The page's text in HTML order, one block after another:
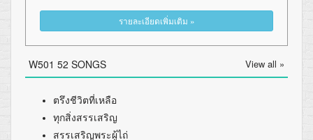
รายละเอียดเพิ่มเติม »
W501 52 SONGS View all »
ตรึงชีวิตที่เหลือ
ทุกสิ่งสรรเสริญ
สรรเสริญพระผู้ไถ่